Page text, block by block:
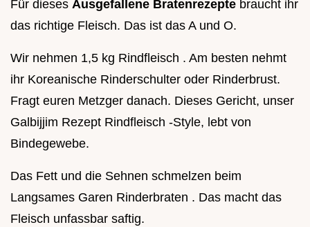
Für dieses Ausgefallene Bratenrezepte braucht ihr
das richtige Fleisch. Das ist das A und O.
Wir nehmen 1,5 kg Rindfleisch . Am besten nehmt
ihr Koreanische Rinderschulter oder Rinderbrust.
Fragt euren Metzger danach. Dieses Gericht, unser
Galbijjim Rezept Rindfleisch -Style, lebt von
Bindegewebe.
Das Fett und die Sehnen schmelzen beim
Langsames Garen Rinderbraten . Das macht das
Fleisch unfassbar saftig.